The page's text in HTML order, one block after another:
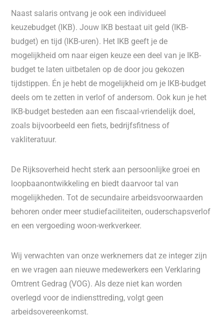
Naast salaris ontvang je ook een individueel
keuzebudget (IKB). Jouw IKB bestaat uit geld (IKB-
budget) en tijd (IKB-uren). Het IKB geeft je de
mogelijkheid om naar eigen keuze een deel van je IKB-
budget te laten uitbetalen op de door jou gekozen
tijdstippen. Én je hebt de mogelijkheid om je IKB-budget
deels om te zetten in verlof of andersom. Ook kun je het
IKB-budget besteden aan een fiscaal-vriendelijk doel,
zoals bijvoorbeeld een fiets, bedrijfsfitness of
vakliteratuur.
De Rijksoverheid hecht sterk aan persoonlijke groei en
loopbaanontwikkeling en biedt daarvoor tal van
mogelijkheden. Tot de secundaire arbeidsvoorwaarden
behoren onder meer studiefaciliteiten, ouderschapsverlof
en een vergoeding woon-werkverkeer.
Wij verwachten van onze werknemers dat ze integer zijn
en we vragen aan nieuwe medewerkers een Verklaring
Omtrent Gedrag (VOG). Als deze niet kan worden
overlegd voor de indiensttreding, volgt geen
arbeidsovereenkomst.